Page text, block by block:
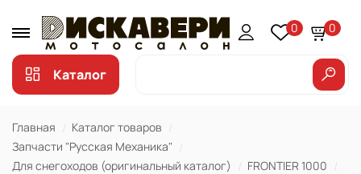
0 0
Каталог
Главная
Каталог товаров
Запчасти "Русская Механика"
Для снегоходов (оригинальный каталог)
FRONTIER 1000